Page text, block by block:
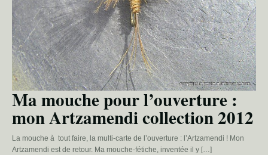
Ma mouche pour l’ouverture :
mon Artzamendi collection 2012
La mouche à tout faire, la multi-carte de l’ouverture : l’Artzamendi ! Mon
Artzamendi est de retour. Ma mouche-fétiche, inventée il y […]